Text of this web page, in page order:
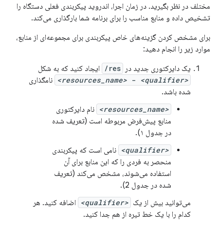
مختلف در نظر بگیرید. در زمان اجرا، اندروید پیکربندی فعلی دستگاه را
تشخیص داده و منابع مناسب را برای برنامه شما بارگذاری می‌کند.
برای مشخص کردن گزینه‌های خاص پیکربندی برای مجموعه‌ای از منابع،
موارد زیر را انجام دهید:
یک دایرکتوری جدید در
res/ ایجاد کنید که به شکل
<resources_name>
- <qualifier>
نامگذاری
شده باشد.
<resources_name>
نام دایرکتوری
منابع پیش‌فرض مربوطه است (تعریف شده
در جدول ۱).
<qualifier>
نامی است که پیکربندی
منحصر به فردی را که این منابع برای آن
استفاده می‌شوند، مشخص می‌کند (تعریف
شده در جدول 2).
می‌توانید بیش از یک <qualifier>
اضافه کنید. هر
کدام را با یک خط تیره از هم جدا کنید.